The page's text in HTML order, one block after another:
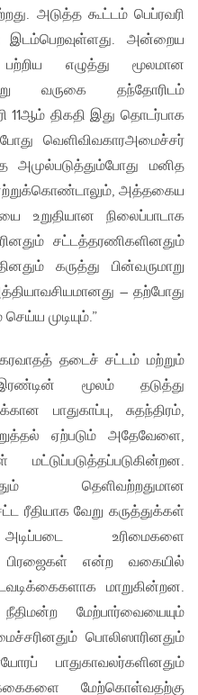
அடுத்த கூட்டம் பெப்ரவரி
அன்றைய
எழுத்து மூலமான
வருகை தந்தோரிடம்
11ஆம் திகதி இது தொடர்பாக
வெளிவிவகாரஅமைச்சர்
மனித
அத்தகைய
உறுதியான நிலைப்பாடாக
சட்டத்தரணிகளினதும்
கருத்து பின்வருமாறு
– தற்போது
முடியும்.”
தடைச் சட்டம் மற்றும்
மூலம் தடுத்து
பாதுகாப்பு, சுதந்திரம்,
ஏற்படும் அதேவேளை,
தெளிவற்றதுமான
ரீதியாக வேறு கருத்துக்கள்
உரிமைகளை
பிரஜைகள் என்ற வகையில்
மாறுகின்றன.
மேற்பார்வையையும்
பொலிஸாரினதும்
பாதுகாவலர்களினதும்
மேற்கொள்வதற்கு